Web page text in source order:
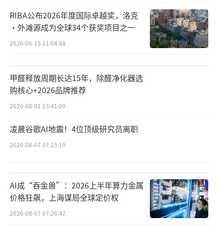
RIBA公布2026年度国际卓越奖，洛克
·外滩源成为全球34个获奖项目之一
2026-06-15 11:04:48
甲醛释放周期长达15年，除醛净化器选
购核心+2026品牌推荐
2026-08-01 23:41:00
凌晨谷歌AI地震！4位顶级研究员离职
2026-08-07 07:25:19
AI成“吞金兽”：2026上半年算力金属
价格狂飙，上海谋局全球定价权
2026-08-07 07:26:47